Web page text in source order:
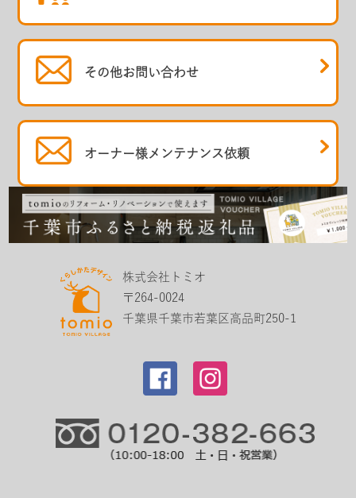
その他お問い合わせ
オーナー様メンテナンス依頼
株式会社トミオ
〒264-0024
千葉県千葉市若葉区高品町250-1